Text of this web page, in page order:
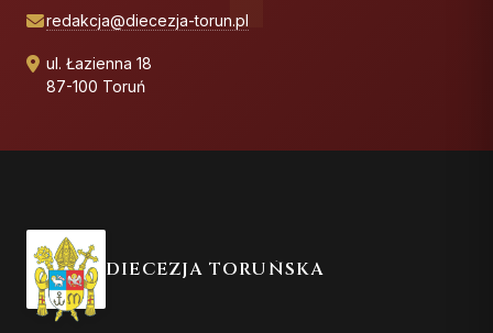
redakcja@diecezja-torun.pl
ul. Łazienna 18
87-100 Toruń
DIECEZJA TORUŃSKA